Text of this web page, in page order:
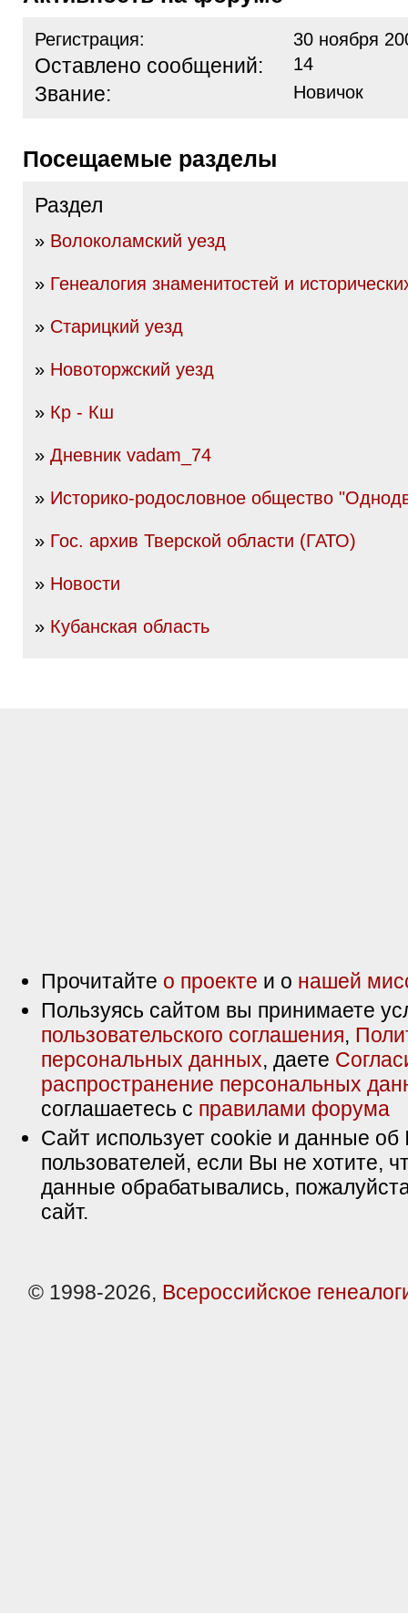
Регистрация: 30 ноября
Оставлено сообщений: 14
Звание: Новичок
Посещаемые разделы
Раздел
» Волоколамский уезд
» Генеалогия знаменитостей и
» Старицкий уезд
» Новоторжский уезд
» Кр - Кш
» Дневник vadam_74
» Историко-родословное общество
» Гос. архив Тверской области (ГАТО)
» Новости
» Кубанская область
Прочитайте о проекте и о нашей
Пользуясь сайтом вы принимаете
пользовательского соглашения,
персональных данных, даете
распространение персональных
соглашаетесь с правилами форума
Сайт использует cookie и данные об
пользователей, если Вы не хотите,
данные обрабатывались,
сайт.
© 1998-2026, Всероссийское